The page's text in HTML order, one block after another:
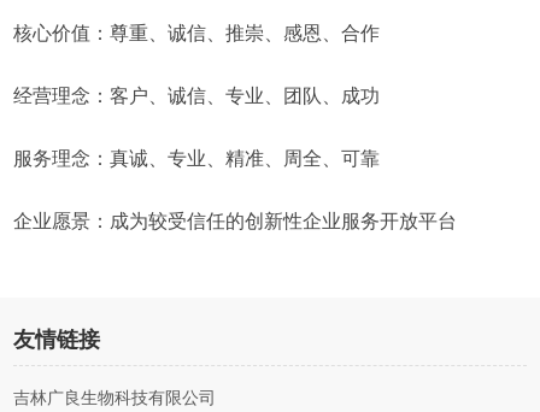
核心价值：尊重、诚信、推崇、感恩、合作
经营理念：客户、诚信、专业、团队、成功
服务理念：真诚、专业、精准、周全、可靠
企业愿景：成为较受信任的创新性企业服务开放平台
友情链接
吉林广良生物科技有限公司